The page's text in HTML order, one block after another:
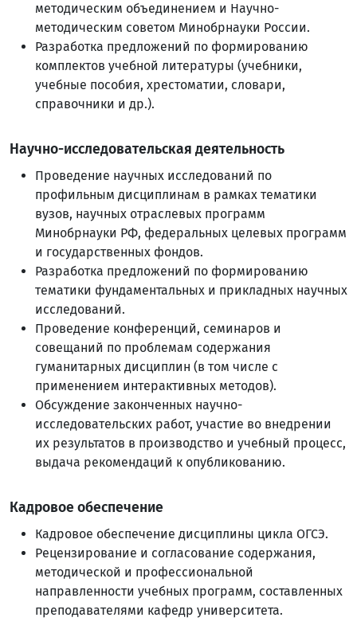
методическим объединением и Научно-
методическим советом Минобрнауки России.
Разработка предложений по формированию
комплектов учебной литературы (учебники,
учебные пособия, хрестоматии, словари,
справочники и др.).
Научно-исследовательская деятельность
Проведение научных исследований по
профильным дисциплинам в рамках тематики
вузов, научных отраслевых программ
Минобрнауки РФ, федеральных целевых программ
и государственных фондов.
Разработка предложений по формированию
тематики фундаментальных и прикладных научных
исследований.
Проведение конференций, семинаров и
совещаний по проблемам содержания
гуманитарных дисциплин (в том числе с
применением интерактивных методов).
Обсуждение законченных научно-
исследовательских работ, участие во внедрении
их результатов в производство и учебный процесс,
выдача рекомендаций к опубликованию.
Кадровое обеспечение
Кадровое обеспечение дисциплины цикла ОГСЭ.
Рецензирование и согласование содержания,
методической и профессиональной
направленности учебных программ, составленных
преподавателями кафедр университета.